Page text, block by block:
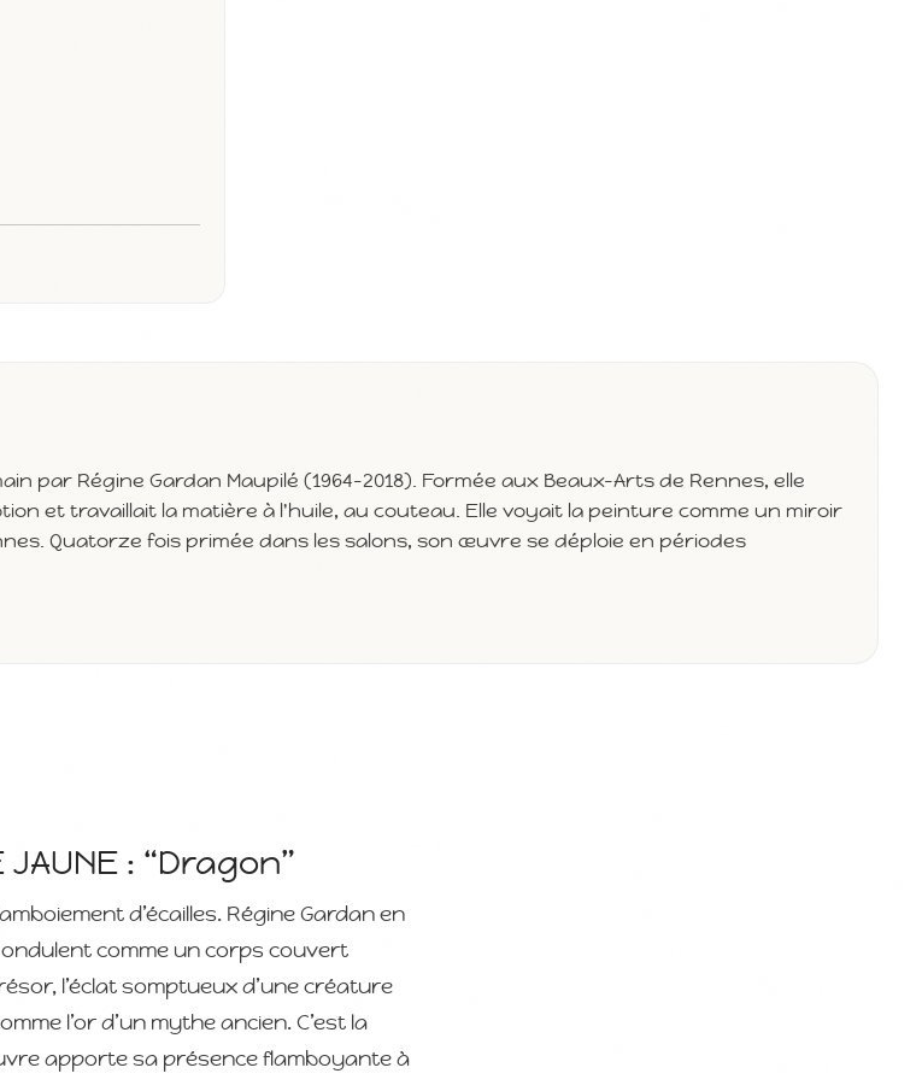
par Régine Gardan Maupilé (1964-2018). Formée aux Beaux-Arts de Rennes, elle
et travaillait la matière à l'huile, au couteau. Elle voyait la peinture comme un miroir
Quatorze fois primée dans les salons, son œuvre se déploie en périodes
JAUNE : “Dragon”
d’écailles. Régine Gardan en
comme un corps couvert
l’éclat somptueux d’une créature
l’or d’un mythe ancien. C’est la
apporte sa présence flamboyante à